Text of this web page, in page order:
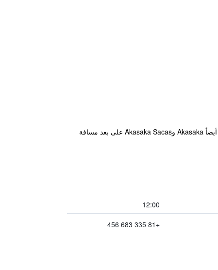
يقع هذا الفندق الساحر في Central Tokyo طوكيو، و يقدم خدمة غسل وكي الملابس، استقبال على مدار الساعة ومصبغة. أيضاً Akasaka وAkasaka Sacas على بعد مسافة
12:00
+81 335 683 456